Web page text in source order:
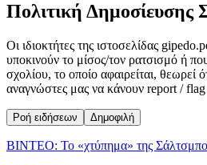
Πολιτική Δημοσίευσης
Οι ιδιοκτήτες της ιστοσελίδας
υποκινούν το μίσος/τον ρατσισμό ή
σχολίου, το οποίο αφαιρείται, θεωρεί
αναγνώστες μας να κάνουν report / flag
Ροή ειδήσεων Δημοφιλή
ΒΙΝΤΕΟ: Το «χτύπημα» της